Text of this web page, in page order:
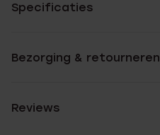
Specificaties
Bezorging & retourneren
Reviews